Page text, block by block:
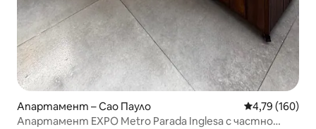
Апартамент – Сао Пауло Средна
4,79 (160)
Апартамент EXPO Metro Parada Inglesa с частно